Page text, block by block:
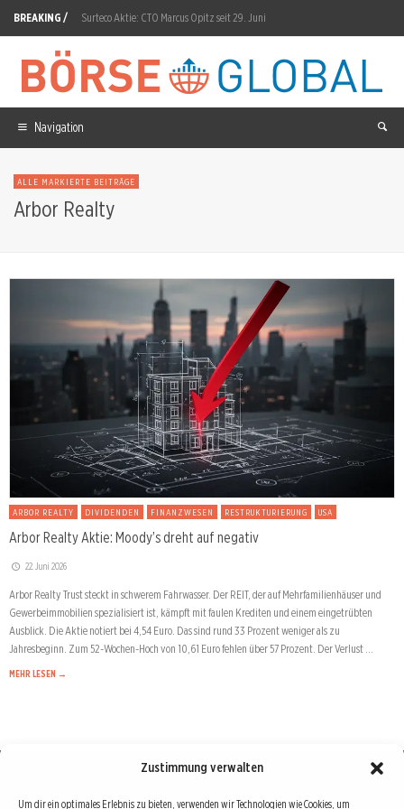
Zustimmung verwalten
Um dir ein optimales Erlebnis zu bieten, verwenden wir Technologien wie Cookies, um
BREAKING / Surteco Aktie: CTO Marcus Opitz seit 29. Juni
Nvidia Aktie: Einstieg bei Stromentwickler
Samsung Electronics Aktie: 31,79 Milliarden Dollar Rückkauf gefordert
BrainChip Aktie: CELUS-Integration ab August
Navitas Semiconductor: 13,5 Millionen Dollar Umsatzprognose
Xtrackers AI ETF: 5,37 Prozent Plus in sieben Tagen
Navigation
ALLE MARKIERTE BEITRÄGE
Arbor Realty
ARBOR REALTY DIVIDENDEN FINANZWESEN RESTRUKTURIERUNG USA
Arbor Realty Aktie: Moody’s dreht auf negativ
22. Juni 2026
Arbor Realty Trust steckt in schwerem Fahrwasser. Der REIT, der auf Mehrfamilienhäuser und
Gewerbeimmobilien spezialisiert ist, kämpft mit faulen Krediten und einem eingetrübten
Ausblick. Die Aktie notiert bei 4,54 Euro. Das sind rund 33 Prozent weniger als zu
Jahresbeginn. Zum 52-Wochen-Hoch von 10,61 Euro fehlen über 57 Prozent. Der Verlust …
MEHR LESEN →
Börse : lokal, international, global